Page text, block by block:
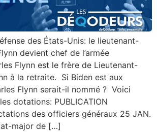
des États-Unis: le lieutenant-
devient chef de l’armée
Flynn est le frère de Lieutenant-
à la retraite. Si Biden est aux
Flynn serait-il nommé ? Voici
dotations: PUBLICATION
des officiers généraux 25 JAN.
major de […]